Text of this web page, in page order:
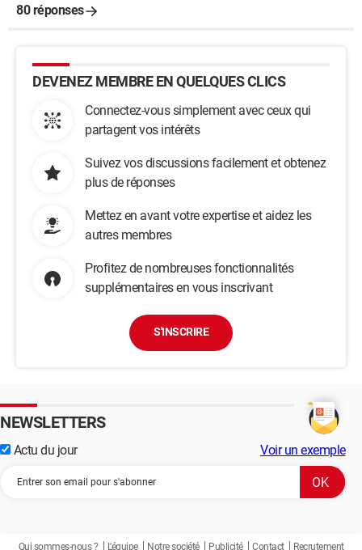
80 réponses
DEVENEZ MEMBRE EN QUELQUES CLICS
Connectez-vous simplement avec ceux qui
partagent vos intérêts
Suivez vos discussions facilement et obtenez
plus de réponses
Mettez en avant votre expertise et aidez les
autres membres
Profitez de nombreuses fonctionnalités
supplémentaires en vous inscrivant
S'INSCRIRE
NEWSLETTERS
Actu du jour Voir un exemple
Qui sommes-nous ? L'équipe Notre société Publicité Contact Recrutement